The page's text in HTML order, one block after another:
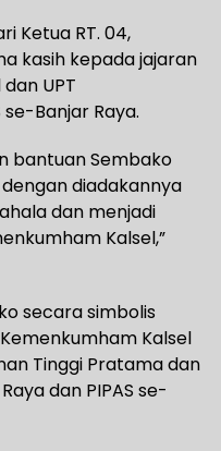
Ketua RT. 04,
kasih kepada jajaran
UPT
Banjar Raya.
bantuan Sembako
diadakannya
dan menjadi
Kalsel,”
secara simbolis
Kalsel
Tinggi Pratama dan
dan PIPAS se-